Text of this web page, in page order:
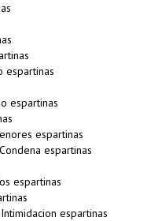
espartinas
espartinas
espartinas
espartinas
espartinas
espartinas